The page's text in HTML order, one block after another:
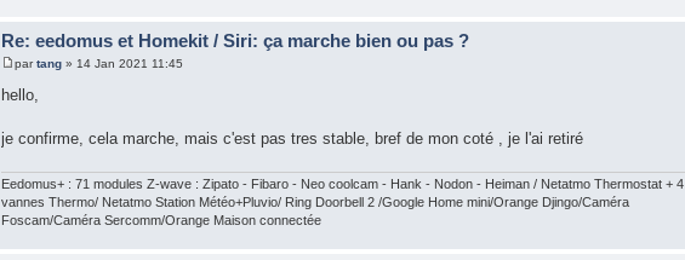
Re: eedomus et Homekit / Siri: ça marche bien ou pas ?
partang » 14 Jan 2021 11:45
hello,
je confirme, cela marche, mais c'est pas tres stable, bref de mon coté , je l'ai retiré
Eedomus+ : 71 modules Z-wave : Zipato - Fibaro - Neo coolcam - Hank - Nodon - Heiman / Netatmo Thermostat + 4
vannes Thermo/ Netatmo Station Météo+Pluvio/ Ring Doorbell 2 /Google Home mini/Orange Djingo/Caméra
Foscam/Caméra Sercomm/Orange Maison connectée